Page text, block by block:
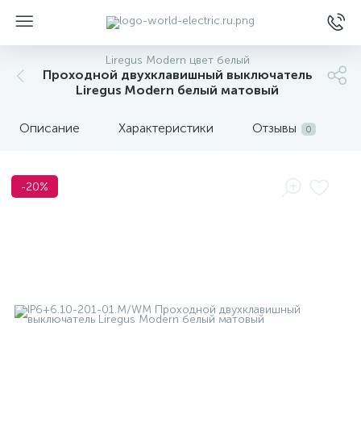
Liregus Modern цвет белый
Проходной двухклавишный выключатель
Liregus Modern белый матовый
Описание Характеристики Отзывы 0
-20%